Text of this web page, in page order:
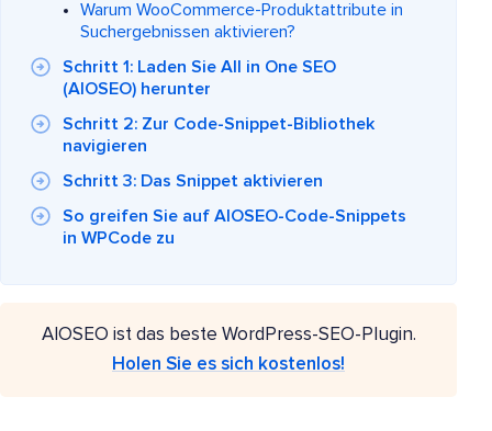
Warum WooCommerce-Produktattribute in
Suchergebnissen aktivieren?
Schritt 1: Laden Sie All in One SEO
(AIOSEO) herunter
Schritt 2: Zur Code-Snippet-Bibliothek
navigieren
Schritt 3: Das Snippet aktivieren
So greifen Sie auf AIOSEO-Code-Snippets
in WPCode zu
AIOSEO ist das beste WordPress-SEO-Plugin.
Holen Sie es sich kostenlos!